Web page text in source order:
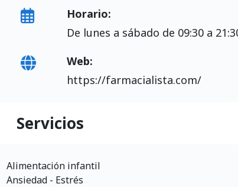
Horario:
De lunes a sábado de 09:30 a
Web:
https://farmacialista.com/
Servicios
Alimentación infantil
Ansiedad - Estrés